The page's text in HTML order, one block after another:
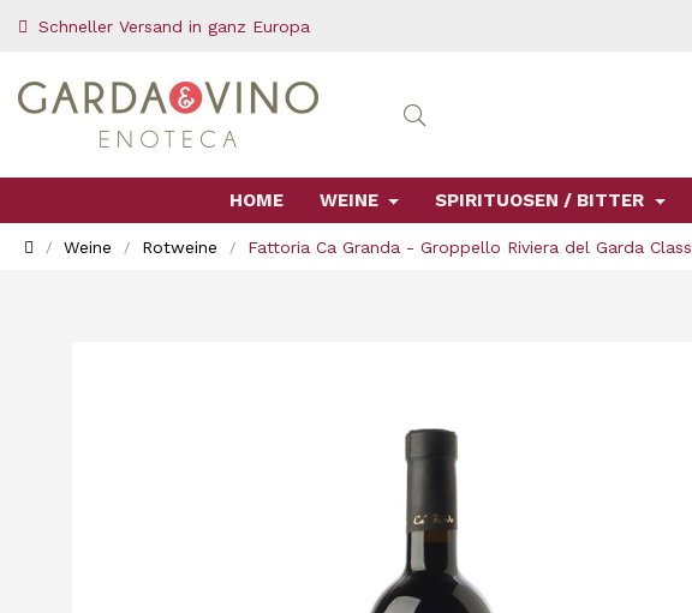
Schneller Versand in ganz Europa
HOME WEINE SPIRITUOSEN / BITTER
Weine Rotweine Fattoria Ca Granda - Groppello Riviera del Garda